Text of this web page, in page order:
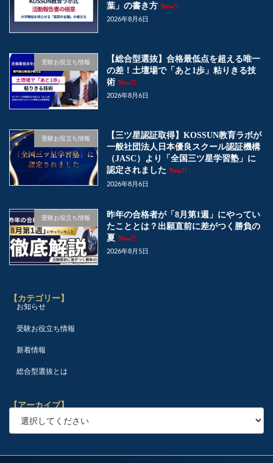
葉」の書き方 New!!
2026年8月6日
受験お役立ち情報
【総合型選抜】合格最低点を超える唯一
の差！土壇場で「あと1歩」粘りきる技
術 New!!
2026年8月6日
受験お役立ち情報
【三ツ星認証取得】KOSSUN教育ラボが
一般社団法人日本優良スクール認証機構
（JASC）より「全国三ツ星学習塾」に
認定されました New!!
2026年8月6日
受験お役立ち情報
昨年の合格者が「8月第1週」にやってい
たこととは？出願直前に差がつく勝負の
夏 New!!
2026年8月5日
【カテゴリー】
お知らせ
受験お役立ち情報
新着情報
総合型選抜とは
【アーカイブ】